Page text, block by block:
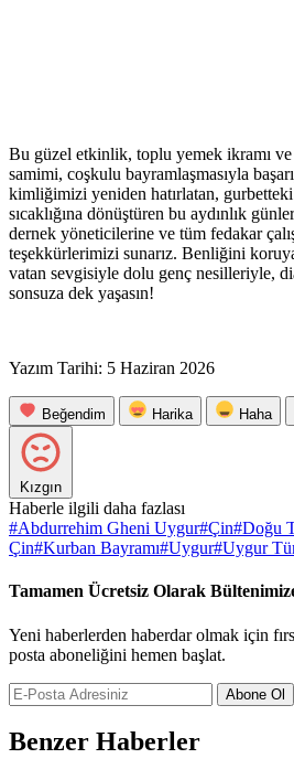
Bu güzel etkinlik, toplu yemek ikramı
samimi, coşkulu bayramlaşmasıyla
kimliğimizi yeniden hatırlatan, gurbetteki
sıcaklığına dönüştüren bu aydınlık
dernek yöneticilerine ve tüm fedakar
teşekkürlerimizi sunarız. Benliğini
vatan sevgisiyle dolu genç nesilleriyle,
sonsuza dek yaşasın!
Yazım Tarihi: 5 Haziran 2026
Beğendim Harika Haha
Kızgın
Haberle ilgili daha fazlası
#Abdurrehim Gheni Uygur#Çin#Doğu
Çin#Kurban Bayramı#Uygur#Uygur
Tamamen Ücretsiz Olarak
Yeni haberlerden haberdar olmak için
posta aboneliğini hemen başlat.
Abone Ol
Benzer Haberler